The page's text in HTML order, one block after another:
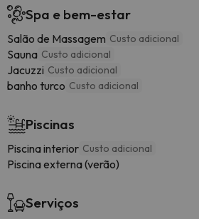
Spa e bem-estar
Salão de Massagem Custo adicional
Sauna Custo adicional
Jacuzzi Custo adicional
banho turco Custo adicional
Piscinas
Piscina interior Custo adicional
Piscina externa (verão)
Serviços